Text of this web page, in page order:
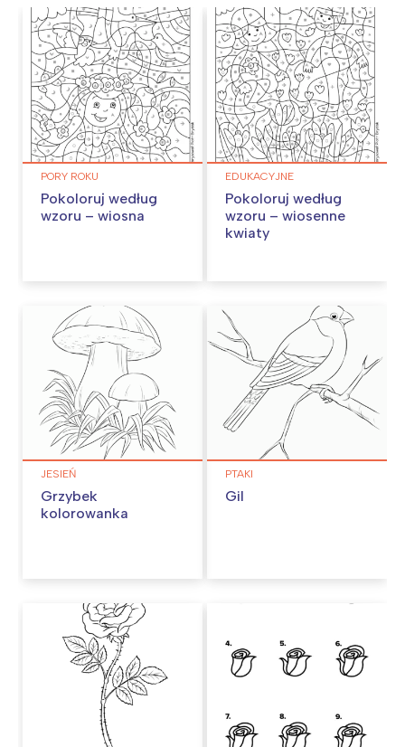
PORY ROKU
Pokoloruj według
wzoru – wiosna
EDUKACYJNE
Pokoloruj według
wzoru – wiosenne
kwiaty
JESIEŃ
Grzybek
kolorowanka
PTAKI
Gil